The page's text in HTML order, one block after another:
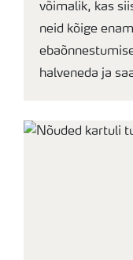
võimalik, kas
neid kõige
halveneda ja